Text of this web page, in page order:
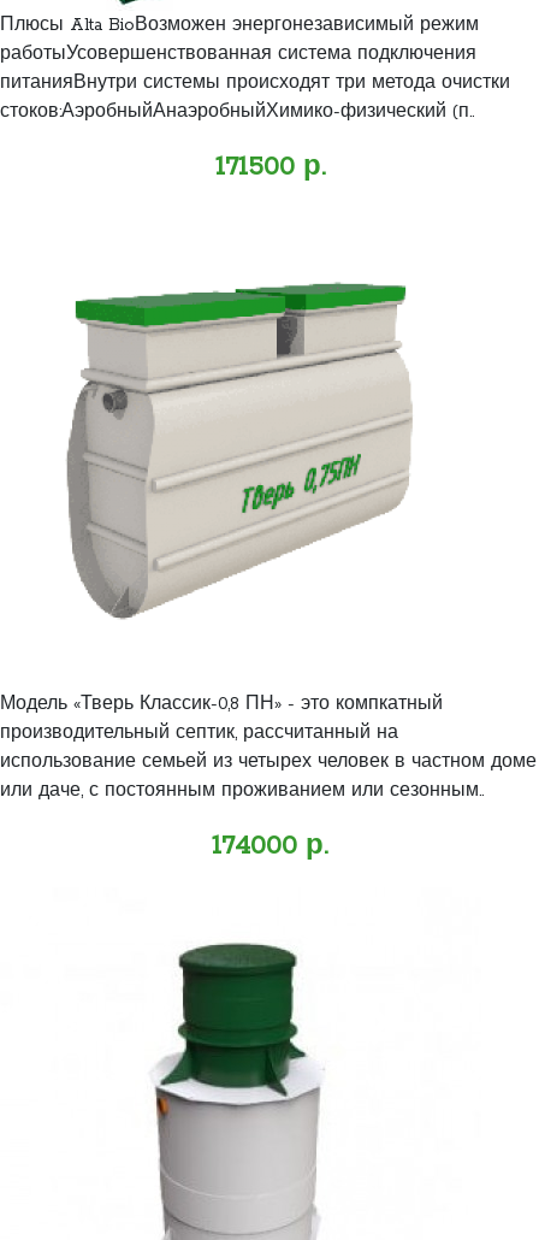
Плюсы Alta BioВозможен энергонезависимый режим
работыУсовершенствованная система подключения
питанияВнутри системы происходят три метода очистки
стоков:АэробныйАнаэробныйХимико-физический (п..
171500 р.
Модель «Тверь Классик-0,8 ПН» - это компкатный
производительный септик, рассчитанный на
использование семьей из четырех человек в частном доме
или даче, с постоянным проживанием или сезонным..
174000 р.